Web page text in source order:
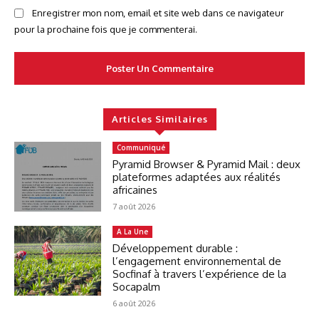
Enregistrer mon nom, email et site web dans ce navigateur
pour la prochaine fois que je commenterai.
Articles Similaires
Communiqué
Pyramid Browser & Pyramid Mail : deux
plateformes adaptées aux réalités
africaines
7 août 2026
A La Une
Développement durable :
l’engagement environnemental de
Socfinaf à travers l’expérience de la
Socapalm
6 août 2026